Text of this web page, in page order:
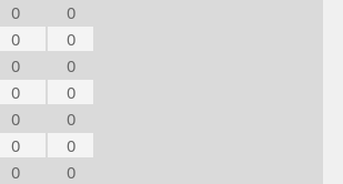
0
0
0
0
0
0
0
0
0
0
0
0
0
0